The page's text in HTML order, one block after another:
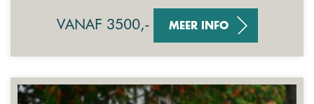
VANAF 3500,- MEER INFO